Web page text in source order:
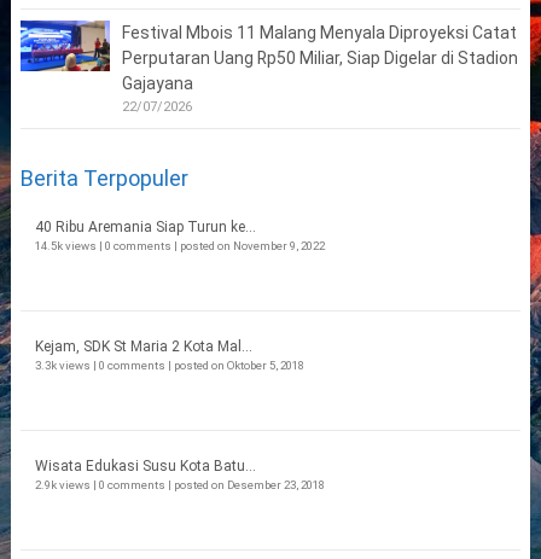
Festival Mbois 11 Malang Menyala Diproyeksi Catat
Perputaran Uang Rp50 Miliar, Siap Digelar di Stadion
Gajayana
22/07/2026
Berita Terpopuler
40 Ribu Aremania Siap Turun ke...
14.5k views | 0 comments | posted on November 9, 2022
Kejam, SDK St Maria 2 Kota Mal...
3.3k views | 0 comments | posted on Oktober 5, 2018
Wisata Edukasi Susu Kota Batu...
2.9k views | 0 comments | posted on Desember 23, 2018